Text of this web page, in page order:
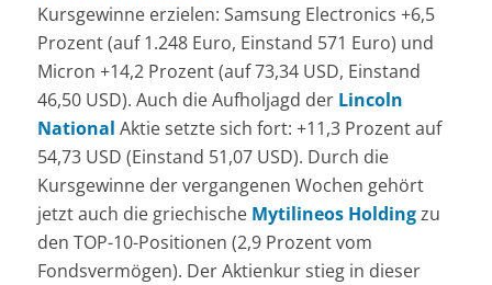
Kursgewinne erzielen: Samsung Electronics +6,5
Prozent (auf 1.248 Euro, Einstand 571 Euro) und
Micron +14,2 Prozent (auf 73,34 USD, Einstand
46,50 USD). Auch die Aufholjagd der Lincoln
National Aktie setzte sich fort: +11,3 Prozent auf
54,73 USD (Einstand 51,07 USD). Durch die
Kursgewinne der vergangenen Wochen gehört
jetzt auch die griechische Mytilineos Holdingzu
den TOP-10-Positionen (2,9 Prozent vom
Fondsvermögen). Der Aktienkur stieg in dieser